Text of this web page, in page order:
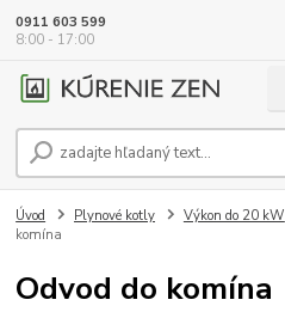
0911 603 599
8:00 - 17:00
Úvod Plynové kotly Výkon do 20 kW
komína
Odvod do komína